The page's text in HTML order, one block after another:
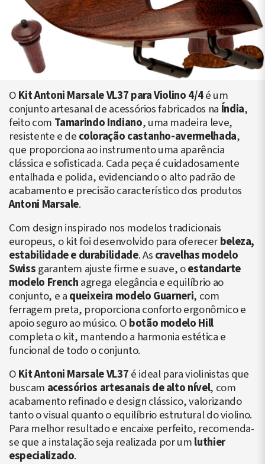
OKit Antoni Marsale VL37 para Violino 4/4é um
conjunto artesanal de acessórios fabricados na Índia,
feito com Tamarindo Indiano, uma madeira leve,
resistente e decoloração castanho-avermelhada,
que proporciona ao instrumento uma aparência
clássica e sofisticada. Cada peça é cuidadosamente
entalhada e polida, evidenciando o alto padrão de
acabamento e precisão característico dos produtos
Antoni Marsale.
Com design inspirado nos modelos tradicionais
europeus, o kit foi desenvolvido para oferecerbeleza,
estabilidade e durabilidade. Ascravelhas modelo
Swissgarantem ajuste firme e suave, oestandarte
modelo Frenchagrega elegância e equilíbrio ao
conjunto, e aqueixeira modelo Guarneri, com
ferragem preta, proporciona conforto ergonômico e
apoio seguro ao músico. Obotão modelo Hill
completa o kit, mantendo a harmonia estética e
funcional de todo o conjunto.
OKit Antoni Marsale VL37é ideal para violinistas que
buscam acessórios artesanais de alto nível, com
acabamento refinado e design clássico, valorizando
tanto o visual quanto o equilíbrio estrutural do violino.
Para melhor resultado e encaixe perfeito, recomenda-
se que a instalação seja realizada por umluthier
especializado.